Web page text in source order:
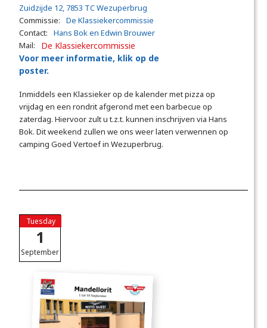
Zuidzijde 12, 7853 TC Wezuperbrug
Commissie:
De Klassiekercommissie
Contact:
Hans Bok en Edwin Brouwer
Mail:
De Klassiekercommissie
Voor meer informatie, klik op de
poster.
Inmiddels een Klassieker op de kalender met pizza op
vrijdag en een rondrit afgerond met een barbecue op
zaterdag. Hiervoor zult u t.z.t. kunnen inschrijven via Hans
Bok. Dit weekend zullen we ons weer laten verwennen op
camping Goed Vertoef in Wezuperbrug.
Tuesday
1
September